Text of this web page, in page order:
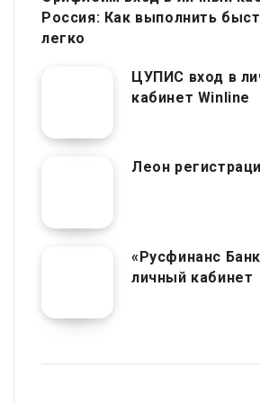
Россия: Как выполнить
легко
ЦУПИС вход в
кабинет Winline
Леон
«Русфинанс
личный кабинет